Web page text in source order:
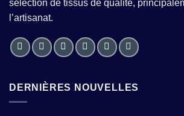
sélection de tissus de qualité,
l’artisanat.
DERNIÈRES NOUVELLES